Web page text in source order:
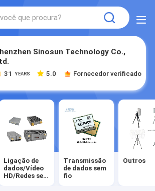
Sinosun Technology Co.,
31 YEARS 5.0 Fornecedor verificado
Ligação de
dados/Vídeo
HD/Redes sem
Transmissão
de dados sem
fio
Outros